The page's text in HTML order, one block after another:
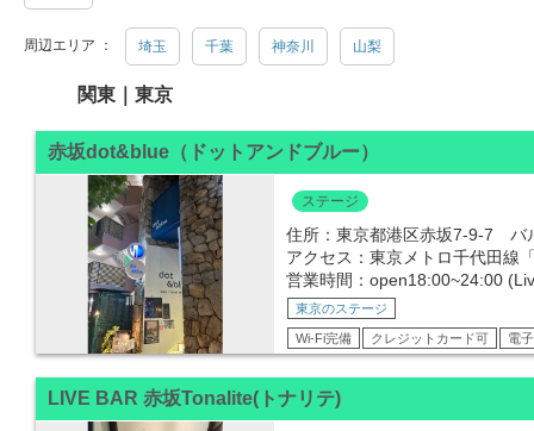
周辺エリア ： 埼玉 千葉 神奈川 山梨
関東｜東京
赤坂dot&blue（ドットアンドブルー）
ステージ
住所：東京都港区赤坂7-9-7 バ
アクセス：東京メトロ千代田線
営業時間：open18:00~24:00
東京のステージ
Wi-Fi完備 クレジットカード可 電
LIVE BAR 赤坂Tonalite(トナリテ)